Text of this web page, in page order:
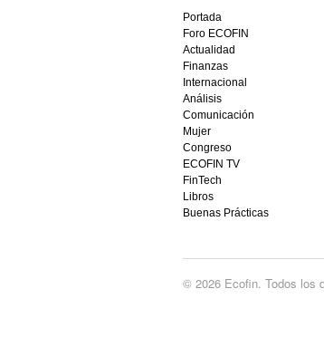
mejor
bono
sin
depósito
casino
en
España,
visita
este
sitio
restaurantedonmauro.es
y
ganar
hoy
Portada
Foro ECOFIN
Actualidad
Finanzas
Internacional
Análisis
Comunicación
Mujer
Congreso
ECOFIN TV
FinTech
Libros
Buenas Prácticas
© 2026 Ecofin. Todos los